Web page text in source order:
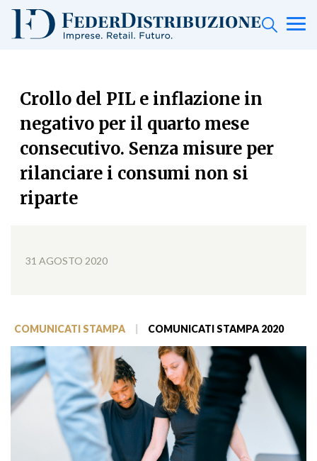
Crollo del PIL e inflazione in
negativo per il quarto mese
consecutivo. Senza misure per
rilanciare i consumi non si
riparte
31 AGOSTO 2020
COMUNICATI STAMPA COMUNICATI STAMPA 2020